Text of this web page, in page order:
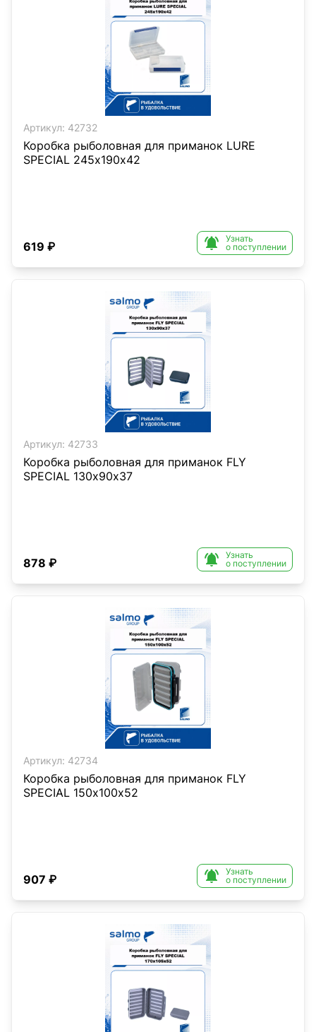
Артикул: 42732
Коробка рыболовная для приманок LURE
SPECIAL 245х190х42
619 ₽ 
Узнать
о поступлении
Артикул: 42733
Коробка рыболовная для приманок FLY
SPECIAL 130х90х37
878 ₽ 
Узнать
о поступлении
Артикул: 42734
Коробка рыболовная для приманок FLY
SPECIAL 150х100х52
907 ₽ 
Узнать
о поступлении